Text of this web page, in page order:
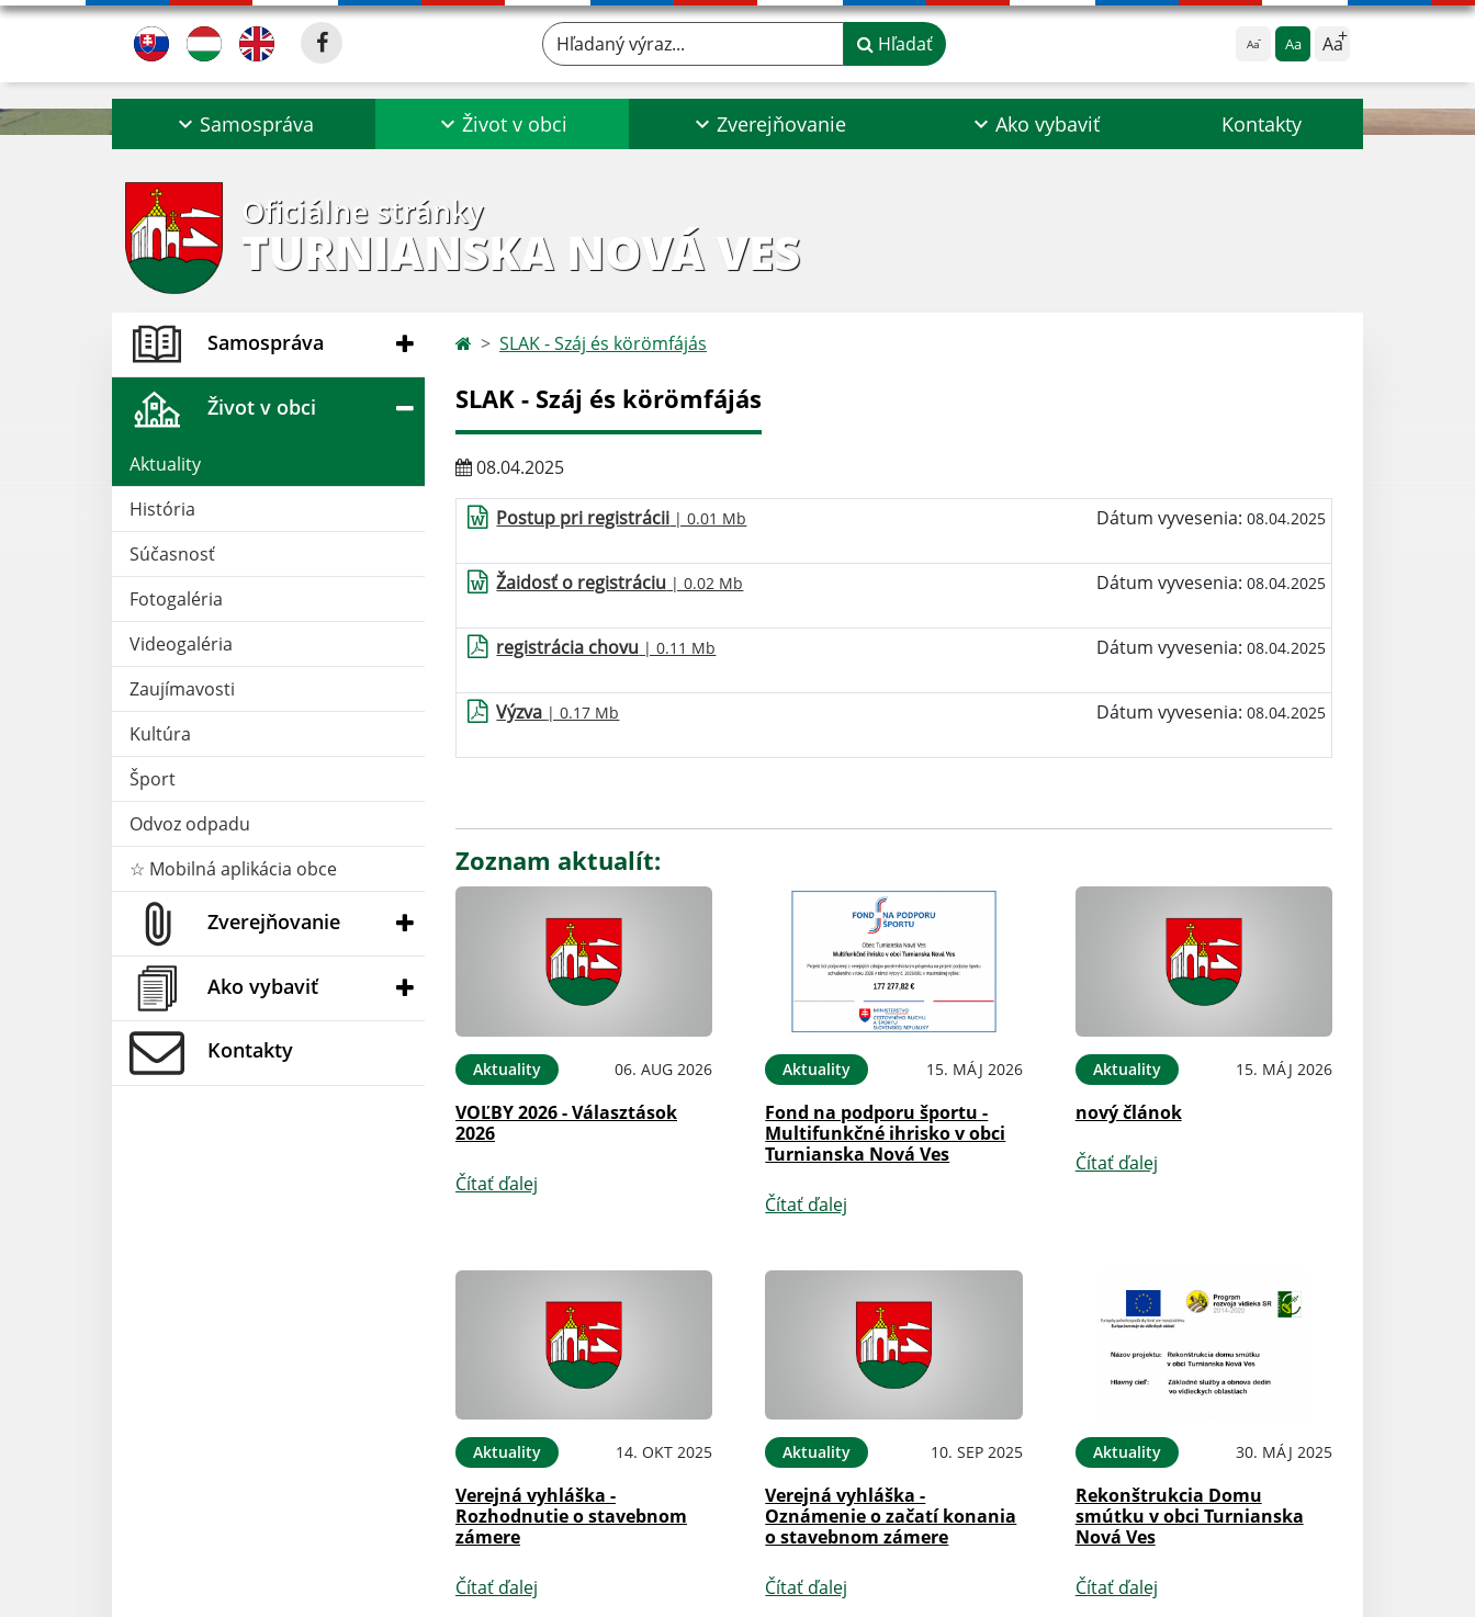
Aa Aa Aa
Hľadaný výraz... Hľadať
Samospráva Život v obci Zverejňovanie Ako vybaviť Kontakty
Oficiálne stránky
TURNIANSKA NOVÁ VES
Samospráva
Život v obci
Aktuality
História
Súčasnosť
Fotogaléria
Videogaléria
Zaujímavosti
Kultúra
Šport
Odvoz odpadu
☆ Mobilná aplikácia obce
Zverejňovanie
Ako vybaviť
Kontakty
SLAK - Száj és körömfájás
SLAK - Száj és körömfájás
08.04.2025
Postup pri registrácii | 0.01 Mb Dátum vyvesenia: 08.04.2025
Žaidosť o registráciu | 0.02 Mb Dátum vyvesenia: 08.04.2025
registrácia chovu | 0.11 Mb Dátum vyvesenia: 08.04.2025
Výzva | 0.17 Mb Dátum vyvesenia: 08.04.2025
Zoznam aktualít:
Aktuality 06. AUG 2026
VOĽBY 2026 - Választások
2026
Čítať ďalej
Aktuality 15. MÁJ 2026
Fond na podporu športu -
Multifunkčné ihrisko v obci
Turnianska Nová Ves
Čítať ďalej
Aktuality 15. MÁJ 2026
nový článok
Čítať ďalej
Aktuality 14. OKT 2025
Verejná vyhláška -
Rozhodnutie o stavebnom
zámere
Čítať ďalej
Aktuality 10. SEP 2025
Verejná vyhláška -
Oznámenie o začatí konania
o stavebnom zámere
Čítať ďalej
Aktuality 30. MÁJ 2025
Rekonštrukcia Domu
smútku v obci Turnianska
Nová Ves
Čítať ďalej